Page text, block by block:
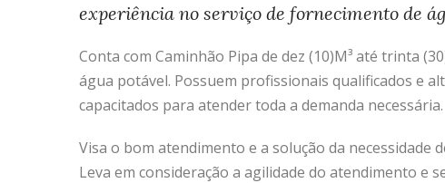
experiência no serviço de fornecimento de
Conta com Caminhão Pipa de dez (10)M³ até trinta
água potável. Possuem profissionais qualificados e
capacitados para atender toda a demanda necessária.
Visa o bom atendimento e a solução da necessidade
Leva em consideração a agilidade do atendimento e